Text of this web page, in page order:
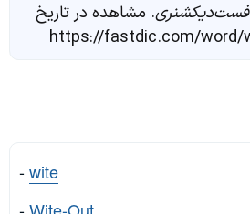
فست‌دیکشنری. مشاهده در تاریخ
-wite